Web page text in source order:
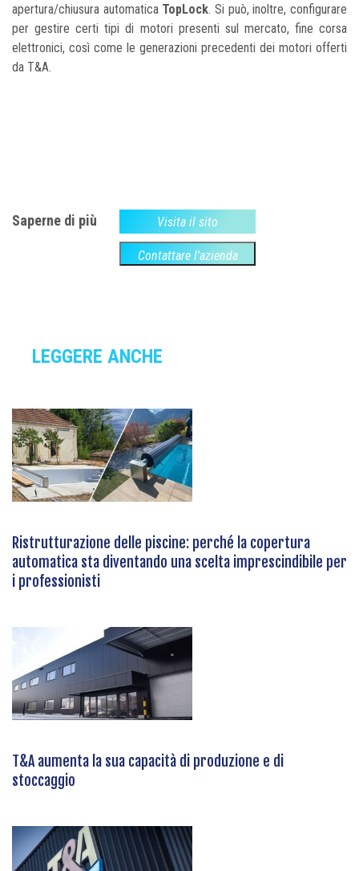
apertura/chiusura automatica TopLock. Si può, inoltre, configurare
per gestire certi tipi di motori presenti sul mercato, fine corsa
elettronici, così come le generazioni precedenti dei motori offerti
da T&A.
Saperne di più Visita il sito
Contattare l'azienda
LEGGERE ANCHE
Ristrutturazione delle piscine: perché la copertura
automatica sta diventando una scelta imprescindibile per
i professionisti
T&A aumenta la sua capacità di produzione e di
stoccaggio